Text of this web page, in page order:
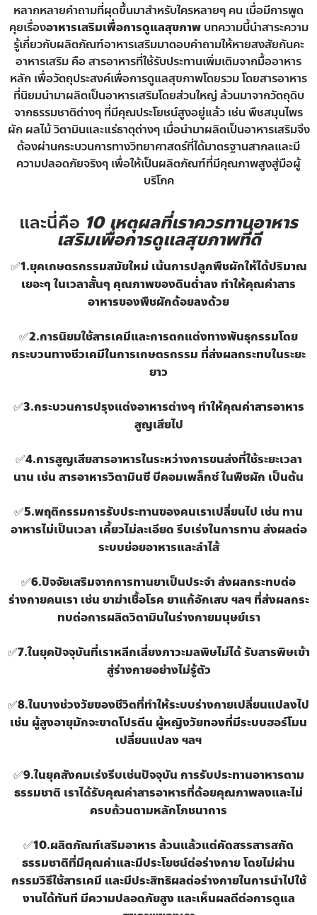
หลากหลายคำถามที่ผุดขึ้นมาสำหรับใครหลายๆ คน เมื่อมีการพูด
คุยเรื่องอาหารเสริมเพื่อการดูแลสุขภาพบทความนี้นำสาระความ
รู้เกี่ยวกับผลิตภัณฑ์อาหารเสริมมาตอบคำถามให้หายสงสัยกันคะ
อาหารเสริม คือ สารอาหารที่ใช้รับประทานเพิ่มเติมจากมื้ออาหาร
หลัก เพื่อวัตถุประสงค์เพื่อการดูแลสุขภาพโดยรวม โดยสารอาหาร
ที่นิยมนำมาผลิตเป็นอาหารเสริมโดยส่วนใหญ่ ล้วนมาจากวัตถุดิบ
จากธรรมชาติต่างๆ ที่มีคุณประโยชน์สูงอยู่แล้ว เช่น พืชสมุนไพร
ผัก ผลไม้ วิตามินและแร่ธาตุต่างๆ เมื่อนำมาผลิตเป็นอาหารเสริมจึง
ต้องผ่านกระบวนการทางวิทยาศาสตร์ที่ได้มาตรฐานสากลและมี
ความปลอดภัยจริงๆ เพื่อให้เป็นผลิตภัณฑ์ที่มีคุณภาพสูงสู่มือผู้
บริโภค
และนี่คือ 10 เหตุผลที่เราควรทานอาหาร
เสริมเพื่อการดูแลสุขภาพที่ดี
✅1.ยุคเกษตรกรรมสมัยใหม่ เน้นการปลูกพืชผักให้ได้ปริมาณ
เยอะๆ ในเวลาสั้นๆ คุณภาพของดินต่ำลง ทำให้คุณค่าสาร
อาหารของพืชผักด้อยลงด้วย
✅2.การนิยมใช้สารเคมีและการตกแต่งทางพันธุกรรมโดย
กระบวนทางชีวเคมีในการเกษตรกรรม ที่ส่งผลกระทบในระยะ
ยาว
✅3.กระบวนการปรุงแต่งอาหารต่างๆ ทำให้คุณค่าสารอาหาร
สูญเสียไป
✅4.การสูญเสียสารอาหารในระหว่างการขนส่งที่ใช้ระยะเวลา
นาน เช่น สารอาหารวิตามินซี บีคอมเพล็กซ์ ในพืชผัก เป็นต้น
✅5.พฤติกรรมการรับประทานของคนเราเปลี่ยนไป เช่น ทาน
อาหารไม่เป็นเวลา เคี้ยวไม่ละเอียด รีบเร่งในการทาน ส่งผลต่อ
ระบบย่อยอาหารและลำไส้
✅6.ปัจจัยเสริมจากการทานยาเป็นประจำ ส่งผลกระทบต่อ
ร่างกายคนเรา เช่น ยาฆ่าเชื้อโรค ยาแก้อักเสบ ฯลฯ ที่ส่งผลกระ
ทบต่อการผลิตวิตามินในร่างกายมนุษย์เรา
✅7.ในยุคปัจจุบันที่เราหลีกเลี่ยงภาวะมลพิษไม่ได้ รับสารพิษเข้า
สู่ร่างกายอย่างไม่รู้ตัว
✅8.ในบางช่วงวัยของชีวิตที่ทำให้ระบบร่างกายเปลี่ยนแปลงไป
เช่น ผู้สูงอายุมักจะขาดโปรตีน ผู้หญิงวัยทองที่มีระบบฮอร์โมน
เปลี่ยนแปลง ฯลฯ
✅9.ในยุคสังคมเร่งรีบเช่นปัจจุบัน การรับประทานอาหารตาม
ธรรมชาติ เราได้รับคุณค่าสารอาหารที่ด้อยคุณภาพลงและไม่
ครบถ้วนตามหลักโภชนาการ
✅10.ผลิตภัณฑ์เสริมอาหาร ล้วนแล้วแต่คัดสรรสารสกัด
ธรรมชาติที่มีคุณค่าและมีประโยชน์ต่อร่างกาย โดยไม่ผ่าน
กรรมวิธีใช้สารเคมี และมีประสิทธิผลต่อร่างกายในการนำไปใช้
งานได้ทันที มีความปลอดภัยสูง และเห็นผลดีต่อการดูแล